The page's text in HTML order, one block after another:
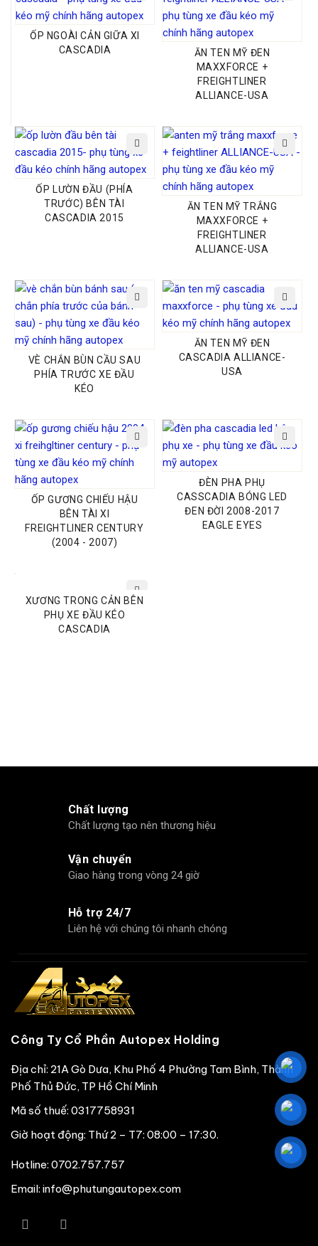
ỐP NGOÀI CẢN GIỮA XI
CASCADIA
ĂN TEN MỸ ĐEN
MAXXFORCE +
FREIGHTLINER
ALLIANCE-USA
ỐP LƯỜN ĐẦU (PHÍA
TRƯỚC) BÊN TÀI
CASCADIA 2015
ĂN TEN MỸ TRẮNG
MAXXFORCE +
FREIGHTLINER
ALLIANCE-USA
VÈ CHẮN BÙN CẦU SAU
PHÍA TRƯỚC XE ĐẦU
KÉO
ĂN TEN MỸ ĐEN
CASCADIA ALLIANCE-
USA
ỐP GƯƠNG CHIẾU HẬU
BÊN TÀI XI
FREIGHTLINER CENTURY
(2004 - 2007)
ĐÈN PHA PHỤ
CASSCADIA BÓNG LED
ĐEN ĐỜI 2008-2017
EAGLE EYES
XƯƠNG TRONG CẢN BÊN
PHỤ XE ĐẦU KÉO
CASCADIA
Chất lượng
Chất lượng tạo nên thương hiệu
Vận chuyển
Giao hàng trong vòng 24 giờ
Hỗ trợ 24/7
Liên hệ với chúng tôi nhanh chóng
Công Ty Cổ Phần Autopex Holding
Địa chỉ: 21A Gò Dưa, Khu Phố 4 Phường Tam Bình, Thành
Phố Thủ Đức, TP Hồ Chí Minh
Mã số thuế: 0317758931
Giờ hoạt động: Thứ 2 – T7: 08:00 – 17:30.
Hotline: 0702.757.757
Email: info@phutungautopex.com